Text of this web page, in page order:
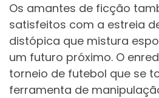
Os amantes de ficção
satisfeitos com a estreia
distópica que mistura
um futuro próximo. O
torneio de futebol que se
ferramenta de